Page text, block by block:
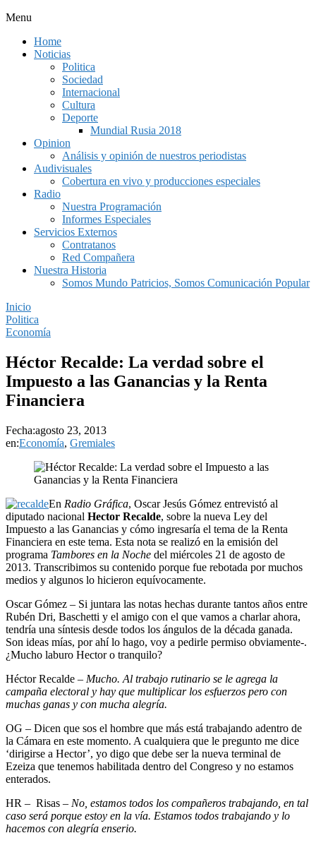
Menu
Home
Noticias
Politica
Sociedad
Internacional
Cultura
Deporte
Mundial Rusia 2018
Opinion
Análisis y opinión de nuestros periodistas
Audivisuales
Cobertura en vivo y producciones especiales
Radio
Nuestra Programación
Informes Especiales
Servicios Externos
Contratanos
Red Compañera
Nuestra Historia
Somos Mundo Patricios, Somos Comunicación Popular
Inicio
Politica
Economía
Héctor Recalde: La verdad sobre el
Impuesto a las Ganancias y la Renta
Financiera
Fecha:agosto 23, 2013
en:Economía, Gremiales
En Radio Gráfica, Oscar Jesús Gómez entrevistó al
diputado nacional Hector Recalde, sobre la nueva Ley del
Impuesto a las Ganancias y cómo ingresaría el tema de la Renta
Financiera en este tema. Esta nota se realizó en la emisión del
programa Tambores en la Noche del miércoles 21 de agosto de
2013. Transcribimos su contenido porque fue rebotada por muchos
medios y algunos lo hicieron equívocamente.
Oscar Gómez – Si juntara las notas hechas durante tantos años entre
Rubén Dri, Baschetti y el amigo con el que vamos a charlar ahora,
tendría una síntesis desde todos los ángulos de la década ganada.
Son ideas mías, por ahí lo hago, voy a pedirle permiso obviamente-.
¿Mucho laburo Hector o tranquilo?
Héctor Recalde – Mucho. Al trabajo rutinario se le agrega la
campaña electoral y hay que multiplicar los esfuerzos pero con
muchas ganas y con mucha alegría.
OG – Dicen que sos el hombre que más está trabajando adentro de
la Cámara en este momento. A cualquiera que le pregunto me dice
‘dirigirse a Hector’, yo digo que debe ser la nueva terminal de
Ezeiza que tenemos habilitada dentro del Congreso y no estamos
enterados.
HR – Risas – No, estamos todos los compañeros trabajando, en tal
caso será porque estoy en la vía. Estamos todos trabajando y lo
hacemos con alegría enserio.